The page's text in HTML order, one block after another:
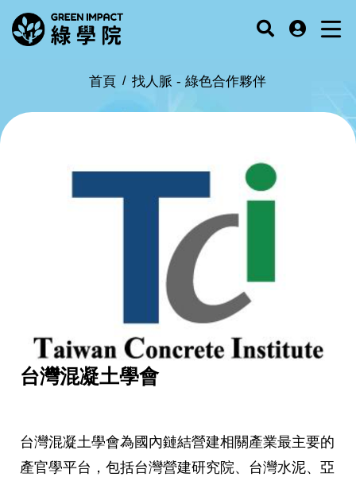
首頁 找人脈 -綠色合作夥伴
台灣混凝土學會
台灣混凝土學會為國內鏈結營建相關產業最主要的
產官學平台，包括台灣營建研究院、台灣水泥、亞